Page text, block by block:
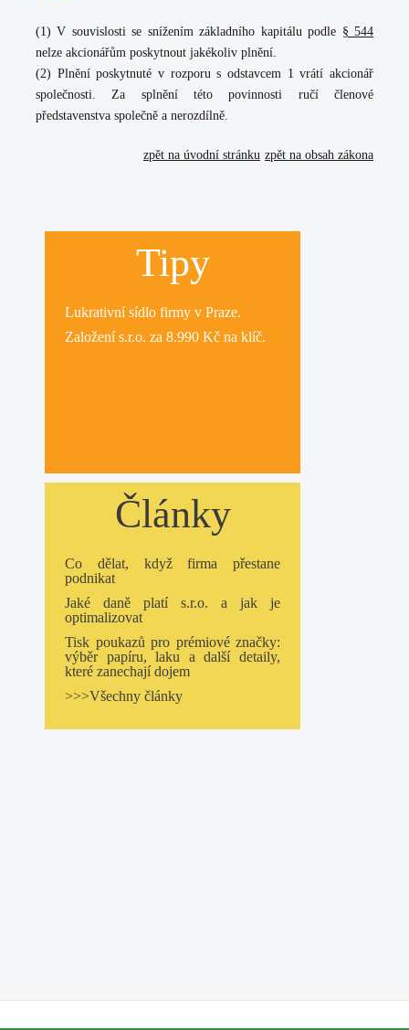
(1) V souvislosti se snížením základního kapitálu podle § 544
nelze akcionářům poskytnout jakékoliv plnění.
(2) Plnění poskytnuté v rozporu s odstavcem 1 vrátí akcionář
společnosti. Za splnění této povinnosti ručí členové
představenstva společně a nerozdílně.
zpět na obsah zákona
zpět na úvodní stránku
Tipy
Lukrativnísídlo firmy v Praze.
Založení s.r.o. za 8.990 Kč na klíč.
Články
Co dělat, když firma přestane
podnikat
Jaké daně platí s.r.o. a jak je
optimalizovat
Tisk poukazů pro prémiové značky:
výběr papíru, laku a další detaily,
které zanechají dojem
>>>Všechny články